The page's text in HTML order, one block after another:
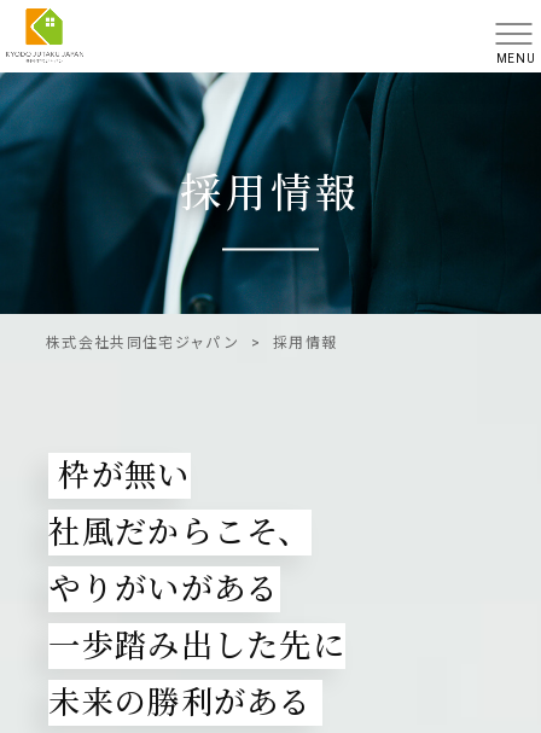
MENU
採用情報
株式会社共同住宅ジャパン > 採用情報
枠が無い
社風だからこそ、
やりがいがある
一歩踏み出した先に
未来の勝利がある